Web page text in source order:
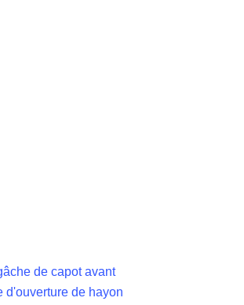
de capot avant
d'ouverture de hayon